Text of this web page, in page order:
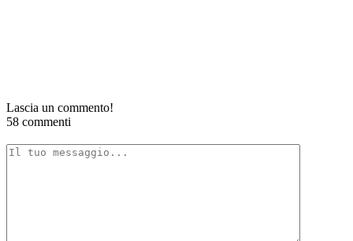
Lascia un commento!
58 commenti